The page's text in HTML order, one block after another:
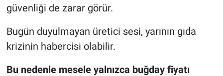
güvenliği de zarar görür.
Bugün duyulmayan üretici sesi, yarının gıda
krizinin habercisi olabilir.
Bu nedenle mesele yalnızca buğday fiyatı